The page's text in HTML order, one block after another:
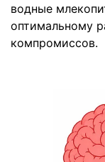
водные
оптимальному
компромиссов.